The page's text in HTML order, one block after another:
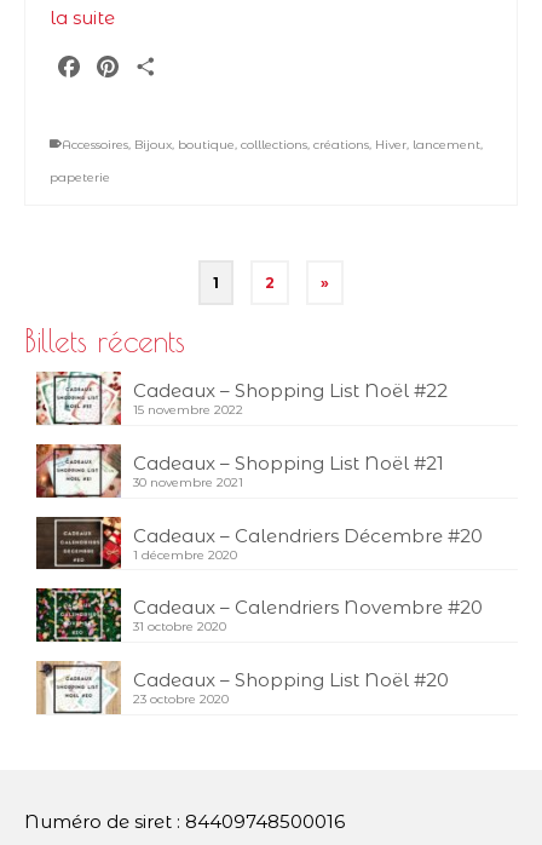
la suite
FacebookPinterest
Accessoires, Bijoux, boutique, colllections, créations, Hiver, lancement,
papeterie
1 2 »
Billets récents
Cadeaux – Shopping List Noël #22
15 novembre 2022
Cadeaux – Shopping List Noël #21
30 novembre 2021
Cadeaux – Calendriers Décembre #20
1 décembre 2020
Cadeaux – Calendriers Novembre #20
31 octobre 2020
Cadeaux – Shopping List Noël #20
23 octobre 2020
Numéro de siret : 84409748500016